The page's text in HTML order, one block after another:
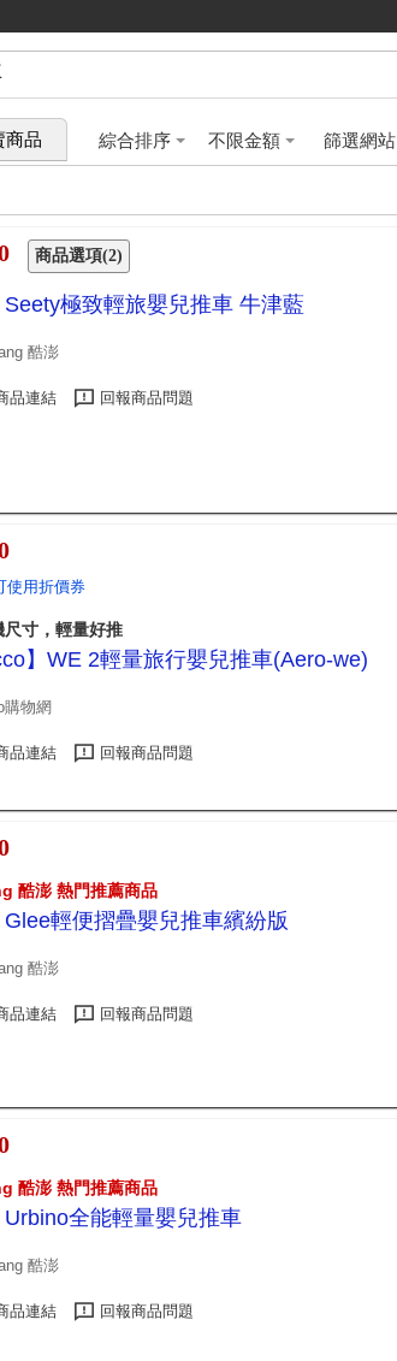
商品 綜合排序 不限金額 篩選網站
商品選項(2)
極致輕旅嬰兒推車 牛津藍
酷澎
品連結 回報商品問題
使用折價券
尺寸，輕量好推
】WE 2輕量旅行嬰兒推車(Aero-we)
購物網
品連結 回報商品問題
酷澎 熱門推薦商品
輕便摺疊嬰兒推車繽紛版
酷澎
品連結 回報商品問題
酷澎 熱門推薦商品
全能輕量嬰兒推車
酷澎
品連結 回報商品問題